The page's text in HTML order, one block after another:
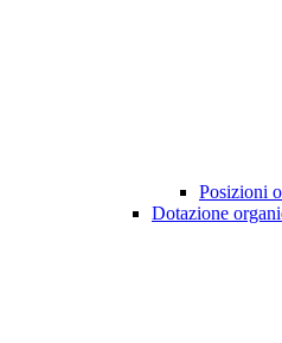
Posizioni
Dotazione